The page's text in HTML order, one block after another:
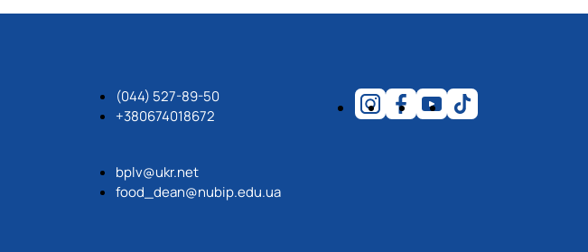
(044) 527-89-50
+380674018672
bplv@ukr.net
food_dean@nubip.edu.ua